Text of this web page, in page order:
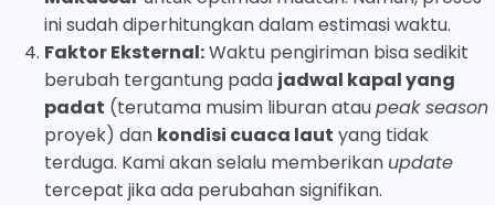
ini sudah diperhitungkan dalam estimasi waktu.
Faktor Eksternal:Waktu pengiriman bisa sedikit
berubah tergantung pada jadwal kapal yang
padat (terutama musim liburan ataupeak season
proyek) dan kondisi cuaca laut yang tidak
terduga. Kami akan selalu memberikan update
tercepat jika ada perubahan signifikan.